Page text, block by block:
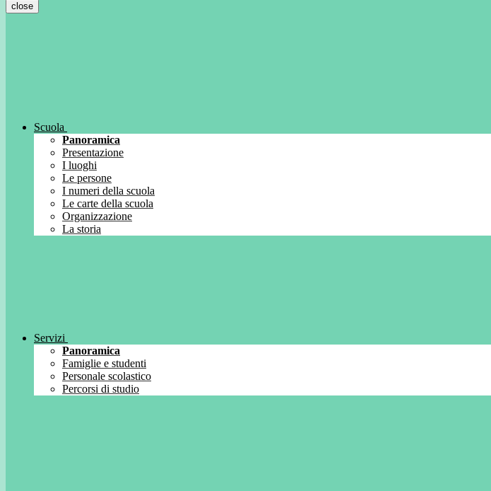
close
Scuola
Panoramica
Presentazione
I luoghi
Le persone
I numeri della scuola
Le carte della scuola
Organizzazione
La storia
Servizi
Panoramica
Famiglie e studenti
Personale scolastico
Percorsi di studio